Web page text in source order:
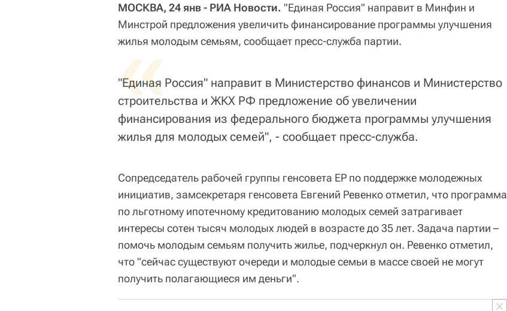
МОСКВА, 24 янв - РИА Новости. "Единая Россия" направит в Минфин и
Минстрой предложения увеличить финансирование программы улучшения
жилья молодым семьям, сообщает пресс-служба партии.
«
"Единая Россия" направит в Министерство финансов и Министерство
строительства и ЖКХ РФ предложение об увеличении
финансирования из федерального бюджета программы улучшения
жилья для молодых семей", - сообщает пресс-служба.
Сопредседатель рабочей группы генсовета ЕР по поддержке молодежных
инициатив, замсекретаря генсовета Евгений Ревенко отметил, что программа
по льготному ипотечному кредитованию молодых семей затрагивает
интересы сотен тысяч молодых людей в возрасте до 35 лет. Задача партии –
помочь молодым семьям получить жилье, подчеркнул он. Ревенко отметил,
что "сейчас существуют очереди и молодые семьи в массе своей не могут
получить полагающиеся им деньги".